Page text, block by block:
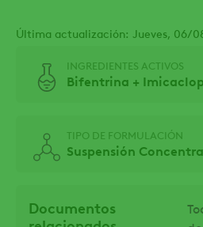
Última actualización: Jueves, 06/
INGREDIENTES ACTIVOS
Bifentrina +
TIPO DE FORMULACIÓN
Suspensión
Documentos